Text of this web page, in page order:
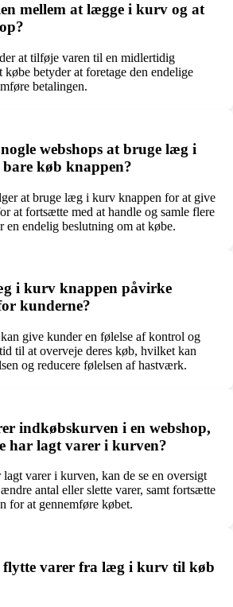
mellem at lægge i kurv og at
at tilføje varen til en midlertidig
købe betyder at foretage den endelige
betalingen.
webshops at bruge læg i
køb knappen?
at bruge læg i kurv knappen for at give
at fortsætte med at handle og samle flere
en endelig beslutning om at købe.
i kurv knappen påvirke
kunderne?
give kunder en følelse af kontrol og
til at overveje deres køb, hvilket kan
og reducere følelsen af hastværk.
indkøbskurven i en webshop,
har lagt varer i kurven?
varer i kurven, kan de se en oversigt
antal eller slette varer, samt fortsætte
for at gennemføre købet.
flytte varer fra læg i kurv til køb